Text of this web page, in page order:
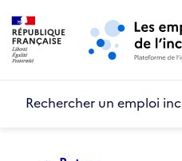
Aller au menu principal
Rechercher un emploi